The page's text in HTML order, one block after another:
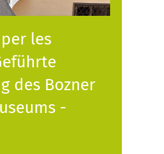
les
des Bozner
-